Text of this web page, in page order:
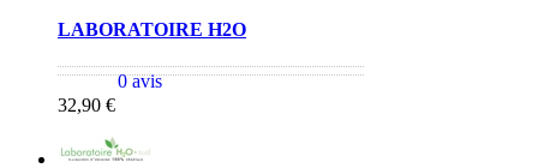
LABORATOIRE H2O
0 avis
32,90 €